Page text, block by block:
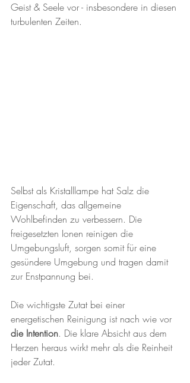
Geist & Seele vor - insbesondere in diesen
turbulenten Zeiten.
Selbst als Kristalllampe hat Salz die
Eigenschaft, das allgemeine
Wohlbefinden zu verbessern. Die
freigesetzten Ionen reinigen die
Umgebungsluft, sorgen somit für eine
gesündere Umgebung und tragen damit
zur Enstpannung bei.
Die wichtigste Zutat bei einer
energetischen Reinigung ist nach wie vor
die Intention. Die klare Absicht aus dem
Herzen heraus wirkt mehr als die Reinheit
jeder Zutat.